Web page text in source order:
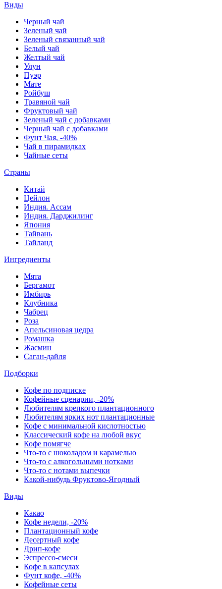
Виды
Черный чай
Зеленый чай
Зеленый связанный чай
Белый чай
Желтый чай
Улун
Пуэр
Мате
Ройбуш
Травяной чай
Фруктовый чай
Зеленый чай с добавками
Черный чай с добавками
Фунт Чая, -40%
Чай в пирамидках
Чайные сеты
Страны
Китай
Цейлон
Индия. Ассам
Индия. Дарджилинг
Япония
Тайвань
Тайланд
Ингредиенты
Мята
Бергамот
Имбирь
Клубника
Чабрец
Роза
Апельсиновая цедра
Ромашка
Жасмин
Саган-дайля
Подборки
Кофе по подписке
Кофейные сценарии, -20%
Любителям крепкого плантационного
Любителям ярких нот плантационные
Кофе с минимальной кислотностью
Классический кофе на любой вкус
Кофе помягче
Что-то с шоколадом и карамелью
Что-то с алкогольными нотками
Что-то с нотами выпечки
Какой-нибудь Фруктово-Ягодный
Виды
Какао
Кофе недели, -20%
Плантационный кофе
Десертный кофе
Дрип-кофе
Эспрессо-смеси
Кофе в капсулах
Фунт кофе, -40%
Кофейные сеты